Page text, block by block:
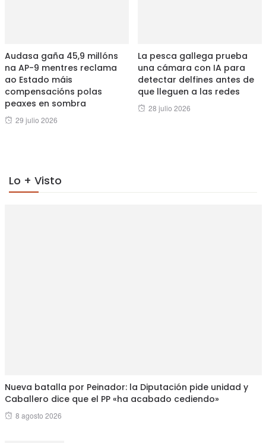
Audasa gaña 45,9 millóns
na AP-9 mentres reclama
ao Estado máis
compensacións polas
peaxes en sombra
Posted
29 julio 2026
La pesca gallega prueba
una cámara con IA para
detectar delfines antes de
que lleguen a las redes
Posted
28 julio 2026
Lo + Visto
Nueva batalla por Peinador: la Diputación pide unidad y
Caballero dice que el PP «ha acabado cediendo»
Posted
8 agosto 2026